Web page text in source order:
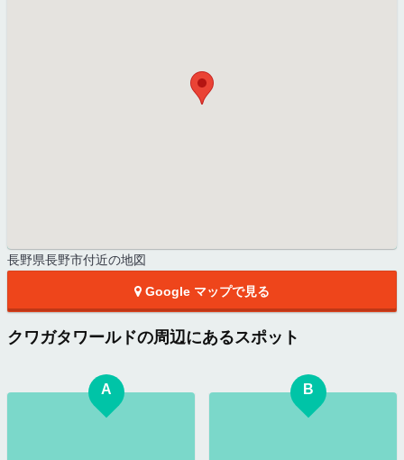
長野県長野市付近の地図
Google マップで見る
クワガタワールドの周辺にあるスポット
A B